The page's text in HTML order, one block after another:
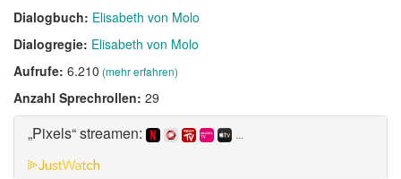
Dialogbuch: Elisabeth von Molo
Dialogregie: Elisabeth von Molo
Aufrufe: 6.210 (mehr erfahren)
Anzahl Sprechrollen: 29
„Pixels“ streamen: ...